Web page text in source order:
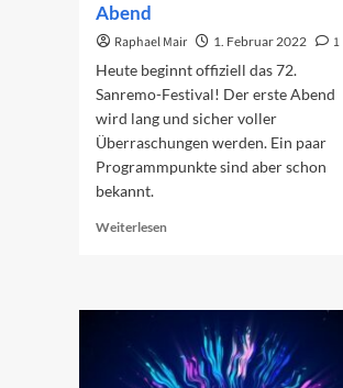
Abend
Raphael Mair 1. Februar 2022
1
Heute beginnt offiziell das 72.
Sanremo-Festival! Der erste Abend
wird lang und sicher voller
Überraschungen werden. Ein paar
Programmpunkte sind aber schon
bekannt.
Weiterlesen
auf
ersten
Abend